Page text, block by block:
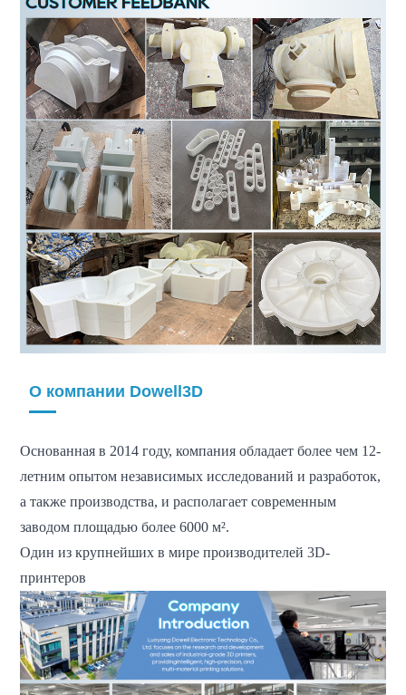
О компании Dowell3D
Основанная в 2014 году, компания обладает более чем 12-
летним опытом независимых исследований и разработок,
а также производства, и располагает современным
заводом площадью более 6000 м².
Один из крупнейших в мире производителей 3D-
принтеров